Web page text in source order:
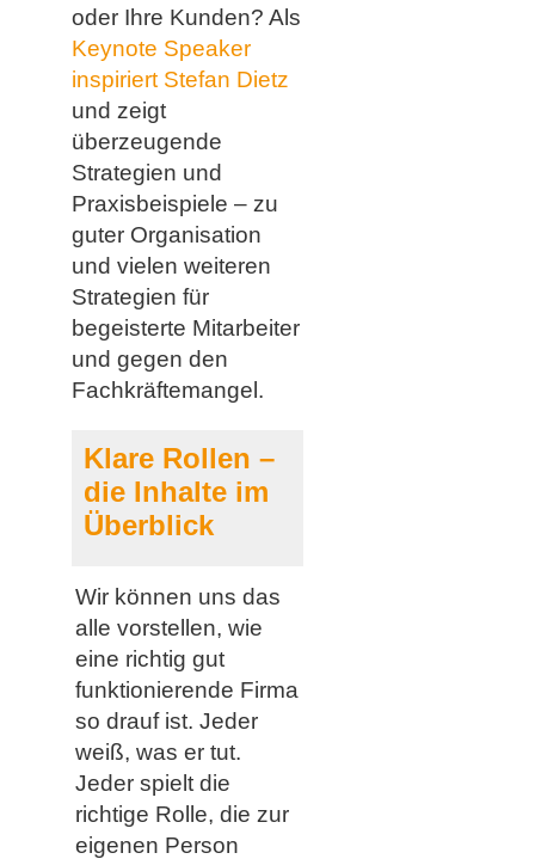
oder Ihre Kunden? Als
Keynote Speaker
inspiriert Stefan Dietz
und zeigt
überzeugende
Strategien und
Praxisbeispiele – zu
guter Organisation
und vielen weiteren
Strategien für
begeisterte Mitarbeiter
und gegen den
Fachkräftemangel.
Klare Rollen –
die Inhalte im
Überblick
Wir können uns das
alle vorstellen, wie
eine richtig gut
funktionierende Firma
so drauf ist. Jeder
weiß, was er tut.
Jeder spielt die
richtige Rolle, die zur
eigenen Person